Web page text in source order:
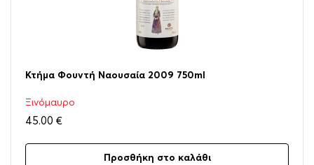
Κτήμα Φουντή Ναουσαία 2009 750ml
Ξινόμαυρο
45.00 €
Προσθήκη στο καλάθι